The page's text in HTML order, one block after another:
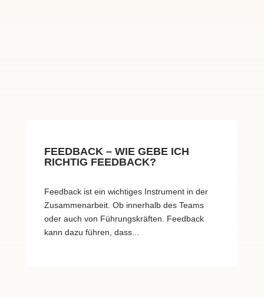
FEEDBACK – WIE GEBE ICH
RICHTIG FEEDBACK?
Feedback ist ein wichtiges Instrument in der
Zusammenarbeit. Ob innerhalb des Teams
oder auch von Führungskräften. Feedback
kann dazu führen, dass...